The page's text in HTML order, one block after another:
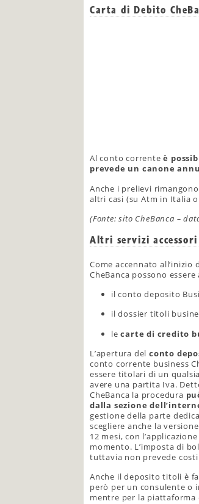
Carta di Debito
Al conto correnteè
prevede un canone
Anche i prelievi
altri casi (su Atm in Italia o
(Fonte: sito CheBanca –
Altri servizi accessori
Come accennato all’inizio
CheBanca possono
il conto deposito
il dossier titoli
lecarte di credito
L’apertura del conto
conto corrente business
essere titolari di un
avere una partita Iva.
CheBanca la procedura
dalla sezione
gestione della parte
scegliere anche la
12 mesi, con
momento. L’imposta di
tuttavia non prevede
Anche il deposito titoli è
però per un consulente o
mentre per la piattaforma